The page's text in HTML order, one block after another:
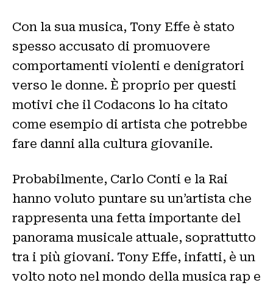
Con la sua musica, Tony Effe è stato
spesso accusato di promuovere
comportamenti violenti e denigratori
verso le donne. È proprio per questi
motivi che il Codacons lo ha citato
come esempio di artista che potrebbe
fare danni alla cultura giovanile.
Probabilmente, Carlo Conti e la Rai
hanno voluto puntare su un’artista che
rappresenta una fetta importante del
panorama musicale attuale, soprattutto
tra i più giovani. Tony Effe, infatti, è un
volto noto nel mondo della musica rap e